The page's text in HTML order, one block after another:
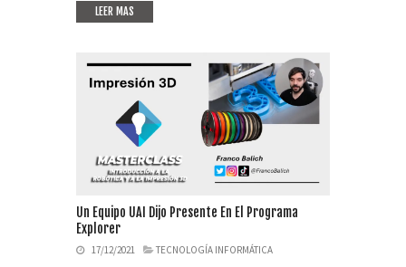
LEER MAS
Un Equipo UAI Dijo Presente En El Programa
Explorer
17/12/2021 TECNOLOGÍA INFORMÁTICA